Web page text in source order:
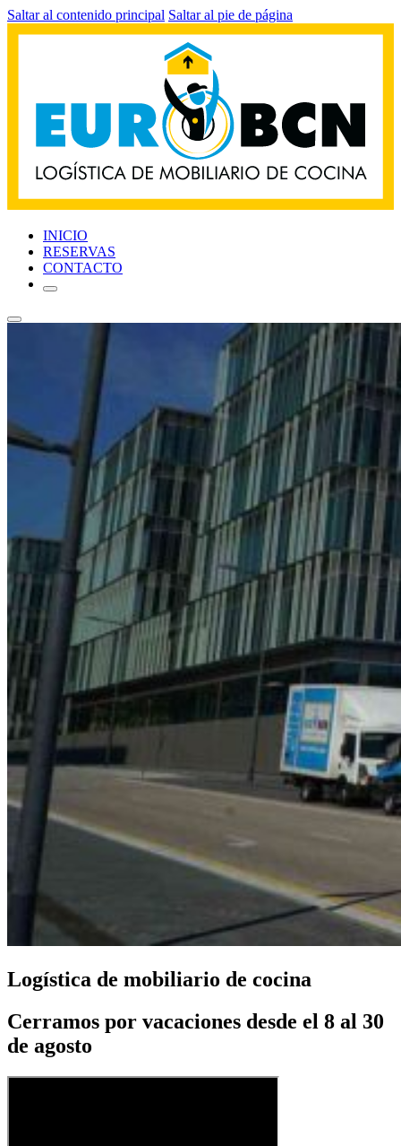
Saltar al contenido principal Saltar al pie de página
INICIO
RESERVAS
CONTACTO
Logística de mobiliario de cocina
Cerramos por vacaciones desde el 8 al 30
de agosto